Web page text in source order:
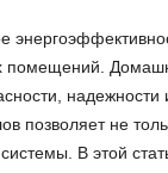
помещений.
позволяет не
системы. В этой